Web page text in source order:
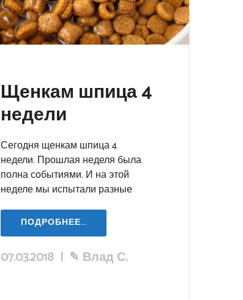
Щенкам шпица 4
недели
Сегодня щенкам шпица 4
недели. Прошлая неделя была
полна событиями. И на этой
неделе мы испытали разные
ПОДРОБНЕЕ...
07.03.2018 | ✎ Влад С.